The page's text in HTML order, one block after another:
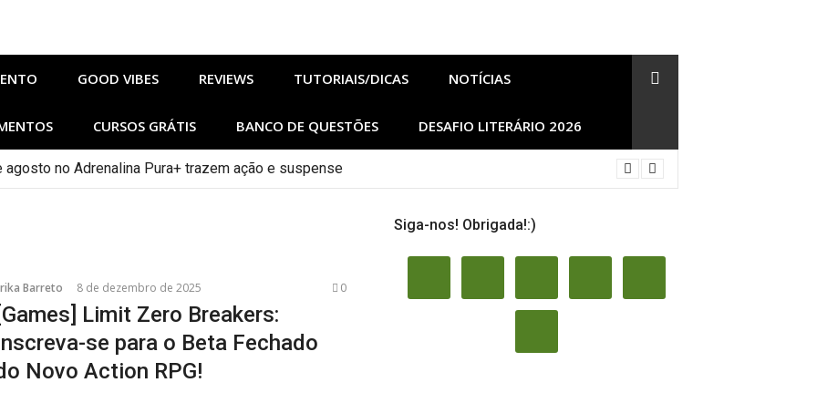
GOOD VIBES REVIEWS TUTORIAIS/DICAS NOTÍCIAS
CURSOS GRÁTIS BANCO DE QUESTÕES DESAFIO LITERÁRIO 2026
no Adrenalina Pura+ trazem ação e suspense
Barreto 8 de dezembro de 2025 0
Limit Zero Breakers:
se para o Beta Fechado
Novo Action RPG!
Siga-nos! Obrigada!:)